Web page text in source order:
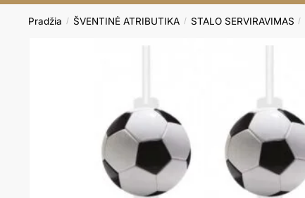
Pradžia / ŠVENTINĖ ATRIBUTIKA / STALO SERVIRAVIMAS /